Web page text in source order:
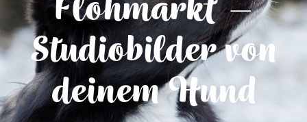
Studiobilder von
deinem Hund